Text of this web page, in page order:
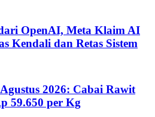
OpenAI, Meta Klaim AI
Kendali dan Retas Sistem
2026: Cabai Rawit
59.650 per Kg